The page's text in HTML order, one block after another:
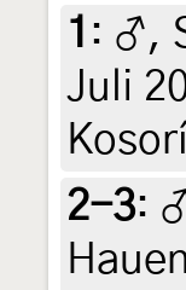
1 : ♂,
Juli
2-3: